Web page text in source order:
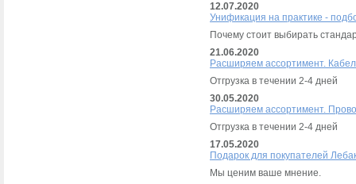
12.07.2020
Унификация на практике -
Почему стоит выбирать
21.06.2020
Расширяем ассортимент.
Отгрузка в течении 2-4 дней
30.05.2020
Расширяем ассортимент.
Отгрузка в течении 2-4 дней
17.05.2020
Подарок для покупателей
Мы ценим ваше мнение.